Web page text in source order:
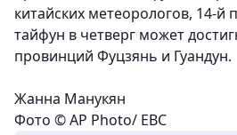
китайских метеорологов, 14-й
тайфун в четверг может
провинций Фуцзянь и Гуандун.
Жанна Манукян
Фото © AP Photo/ EBC